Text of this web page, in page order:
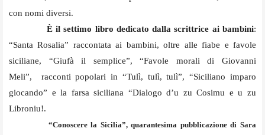
con nomi diversi.
È il settimo libro dedicato dalla scrittrice ai bambini:
“Santa Rosalia” raccontata ai bambini, oltre alle fiabe e favole
siciliane, “Giufà il semplice”, “Favole morali di Giovanni
Meli”, racconti popolari in “Tulì, tulì, tulì”, “Siciliano imparo
giocando” e la farsa siciliana “Dialogo d’u zu Cosimu e u zu
Libroniu!.
“Conoscere la Sicilia”, quarantesima pubblicazione di Sara